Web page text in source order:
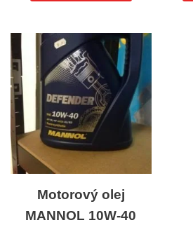
Motorový olej
MANNOL 10W-40